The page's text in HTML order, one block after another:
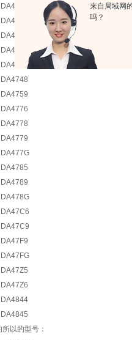
来自局域网
吗？
所以的型号：